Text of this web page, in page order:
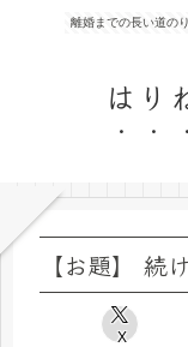
離婚までの長い道の
はり
【お題】 続
X